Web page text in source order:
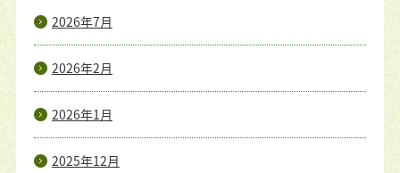
2026年7月
2026年2月
2026年1月
2025年12月